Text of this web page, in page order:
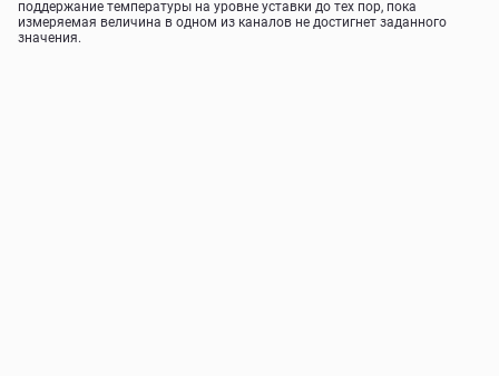
поддержание температуры на уровне уставки до тех пор, пока
измеряемая величина в одном из каналов не достигнет заданного
значения.